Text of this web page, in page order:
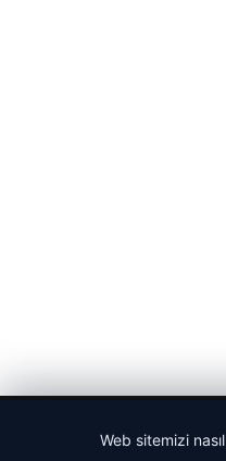
Web sitemizi